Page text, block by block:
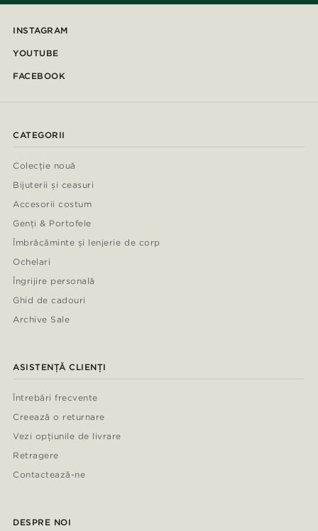
INSTAGRAM
YOUTUBE
FACEBOOK
CATEGORII
Colecție nouă
Bijuterii și ceasuri
Accesorii costum
Genți & Portofele
Îmbrăcăminte și lenjerie de corp
Ochelari
Îngrijire personală
Ghid de cadouri
Archive Sale
ASISTENȚĂ CLIENȚI
Întrebări frecvente
Creează o returnare
Vezi opțiunile de livrare
Retragere
Contactează-ne
DESPRE NOI